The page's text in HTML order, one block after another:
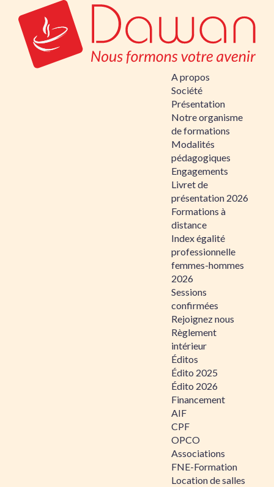
A propos
Société
Présentation
Notre organisme
de formations
Modalités
pédagogiques
Engagements
Livret de
présentation 2026
Formations à
distance
Index égalité
professionnelle
femmes-hommes
2026
Sessions
confirmées
Rejoignez nous
Règlement
intérieur
Éditos
Édito 2025
Édito 2026
Financement
AIF
CPF
OPCO
Associations
FNE-Formation
Location de salles